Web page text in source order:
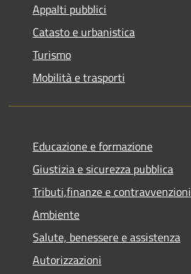
Appalti pubblici
Catasto e urbanistica
Turismo
Mobilità e trasporti
Educazione e formazione
Giustizia e sicurezza pubblica
Tributi,finanze e contravvenzioni
Ambiente
Salute, benessere e assistenza
Autorizzazioni